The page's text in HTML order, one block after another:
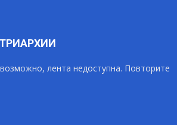
лента недоступна. Повторите